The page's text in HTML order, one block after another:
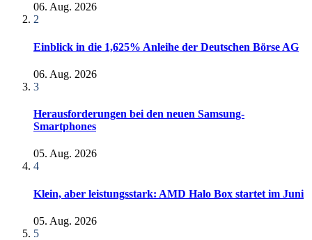
06. Aug. 2026
2
Einblick in die 1,625% Anleihe der Deutschen Börse AG
06. Aug. 2026
3
Herausforderungen bei den neuen Samsung-
Smartphones
05. Aug. 2026
4
Klein, aber leistungsstark: AMD Halo Box startet im Juni
05. Aug. 2026
5